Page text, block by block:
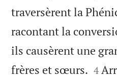
traversèrent la
racontant la
ils causèrent une
frères et sœurs. 

4